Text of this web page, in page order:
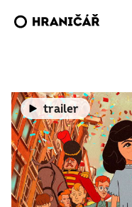
trailer